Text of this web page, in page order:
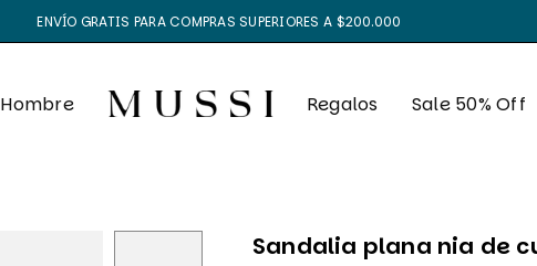
ENVÍO GRATIS PARA COMPRAS SUPERIORES A $200.000
Hombre Regalos Sale 50% Off
Sandalia plana nia de